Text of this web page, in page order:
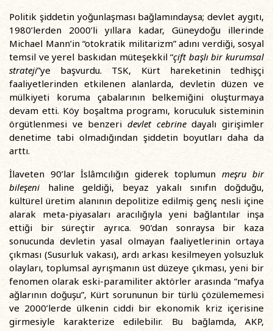
Politik şiddetin yoğunlaşması bağlamındaysa; devlet aygıtı,
1980’lerden 2000’li yıllara kadar, Güneydoğu illerinde
Michael Mann’in “otokratik militarizm” adını verdiği, sosyal
temsil ve yerel baskıdan müteşekkil “çift başlı bir kurumsal
strateji”ye başvurdu. TSK, Kürt hareketinin tedhişçi
faaliyetlerinden etkilenen alanlarda, devletin düzen ve
mülkiyeti koruma çabalarının belkemiğini oluşturmaya
devam etti. Köy boşaltma programı, koruculuk sisteminin
örgütlenmesi ve benzeri devlet cebrinedayalı girişimler
denetime tabi olmadığından şiddetin boyutları daha da
arttı.
İlaveten 90’lar İslâmcılığın giderek toplumun meşru bir
bileşeni haline geldiği, beyaz yakalı sınıfın doğduğu,
kültürel üretim alanının depolitize edilmiş genç nesli içine
alarak meta-piyasaları aracılığıyla yeni bağlantılar inşa
ettiği bir süreçtir ayrıca. 90’dan sonraysa bir kaza
sonucunda devletin yasal olmayan faaliyetlerinin ortaya
çıkması (Susurluk vakası), ardı arkası kesilmeyen yolsuzluk
olayları, toplumsal ayrışmanın üst düzeye çıkması, yeni bir
fenomen olarak eski-paramiliter aktörler arasında “mafya
ağlarının doğuşu”, Kürt sorununun bir türlü çözülememesi
ve 2000’lerde ülkenin ciddi bir ekonomik kriz içerisine
girmesiyle karakterize edilebilir. Bu bağlamda, AKP,